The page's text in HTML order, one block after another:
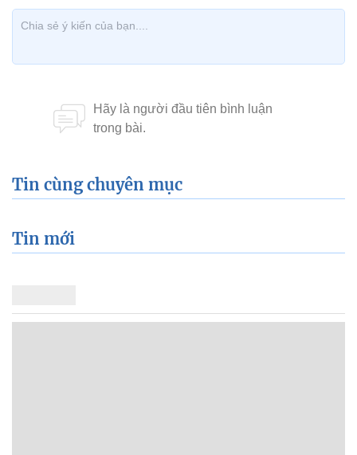
Tin cùng chuyên mục
Tin mới